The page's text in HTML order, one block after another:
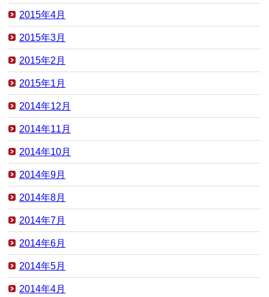
2015年4月
2015年3月
2015年2月
2015年1月
2014年12月
2014年11月
2014年10月
2014年9月
2014年8月
2014年7月
2014年6月
2014年5月
2014年4月